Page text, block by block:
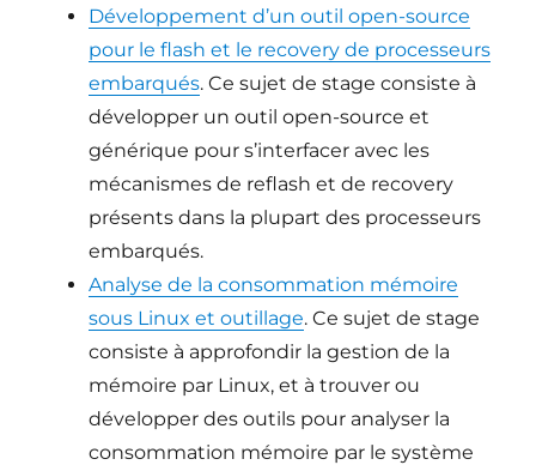
Développement d’un outil open-source
pour le flash et le recovery de processeurs
embarqués. Ce sujet de stage consiste à
développer un outil open-source et
générique pour s’interfacer avec les
mécanismes de reflash et de recovery
présents dans la plupart des processeurs
embarqués.
Analyse de la consommation mémoire
sous Linux et outillage. Ce sujet de stage
consiste à approfondir la gestion de la
mémoire par Linux, et à trouver ou
développer des outils pour analyser la
consommation mémoire par le système